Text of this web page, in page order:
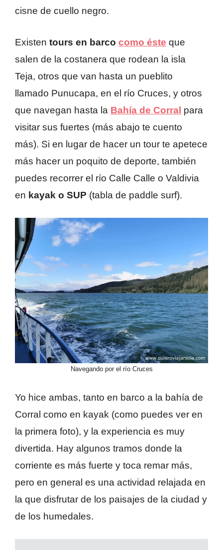
cisne de cuello negro.
Existen tours en barco como éste que
salen de la costanera que rodean la isla
Teja, otros que van hasta un pueblito
llamado Punucapa, en el río Cruces, y otros
que navegan hasta la Bahía de Corral para
visitar sus fuertes (más abajo te cuento
más). Si en lugar de hacer un tour te apetece
más hacer un poquito de deporte, también
puedes recorrer el río Calle Calle o Valdivia
en kayak o SUP (tabla de paddle surf).
Navegando por el río Cruces
Yo hice ambas, tanto en barco a la bahía de
Corral como en kayak (como puedes ver en
la primera foto), y la experiencia es muy
divertida. Hay algunos tramos donde la
corriente es más fuerte y toca remar más,
pero en general es una actividad relajada en
la que disfrutar de los paisajes de la ciudad y
de los humedales.